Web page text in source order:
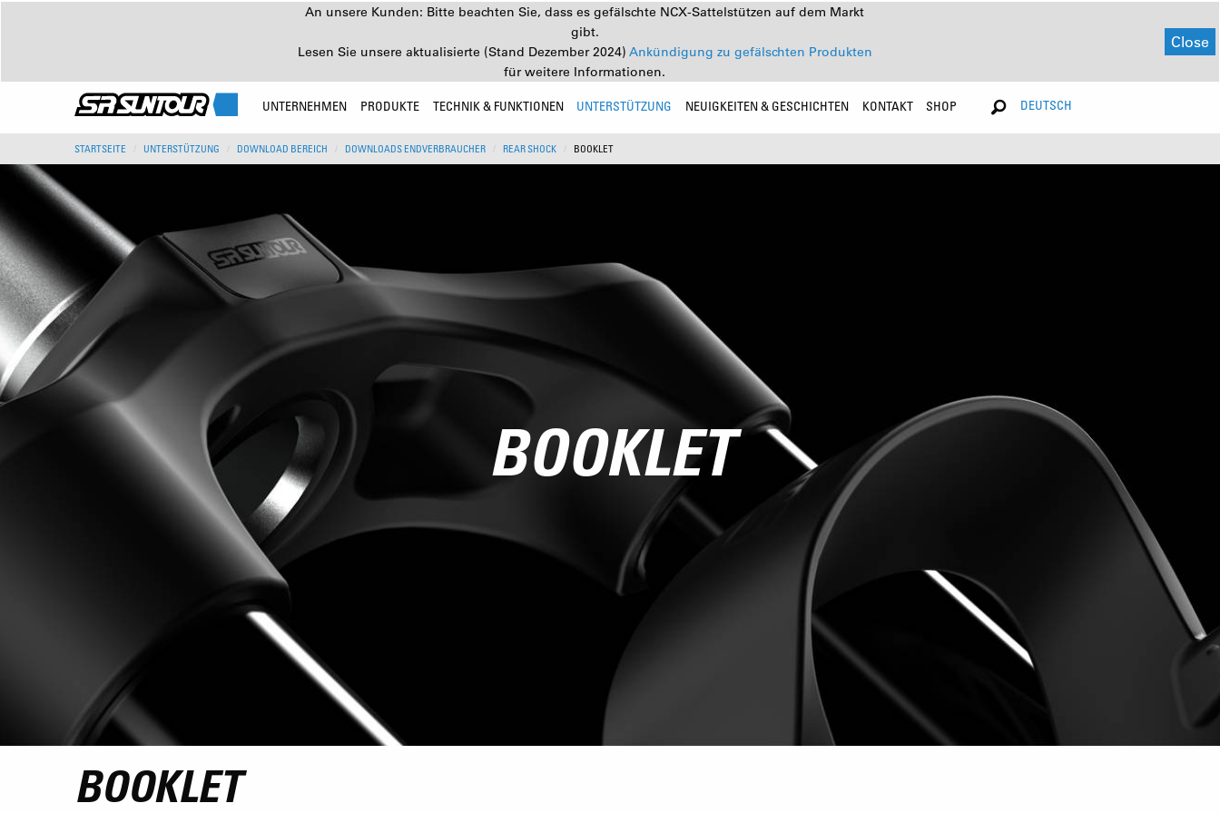
An unsere Kunden: Bitte beachten Sie, dass es gefälschte NCX-Sattelstützen auf dem Markt
gibt.
Lesen Sie unsere aktualisierte (Stand Dezember 2024) Ankündigung zu gefälschten Produkten
für weitere Informationen.
Close
UNTERNEHMEN PRODUKTE TECHNIK & FUNKTIONEN UNTERSTÜTZUNG NEUIGKEITEN & GESCHICHTEN KONTAKT SHOP DEUTSCH
STARTSEITE UNTERSTÜTZUNG DOWNLOAD BEREICH DOWNLOADS ENDVERBRAUCHER REAR SHOCK BOOKLET
BOOKLET
BOOKLET